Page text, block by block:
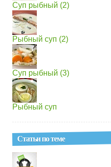
Суп рыбный (2)
Рыбный суп (2)
Суп рыбный (3)
Рыбный суп
Статьи по теме